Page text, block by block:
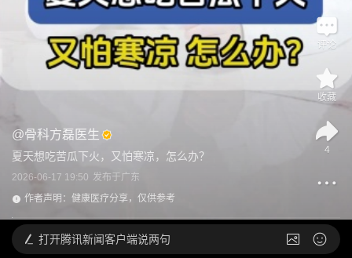
@骨科方磊医生
夏天想吃苦瓜下火，又怕寒凉，怎么办？
2026-06-17 19:50 发布于广东
作者声明：健康医疗分享，仅供参考
评论
收藏
4
打开腾讯新闻客户端说两句